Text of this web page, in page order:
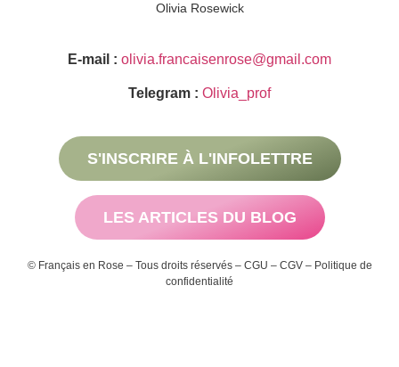
Olivia Rosewick
E-mail : olivia.francaisenrose@gmail.com
Telegram : Olivia_prof
S'INSCRIRE À L'INFOLETTRE
LES ARTICLES DU BLOG
© Français en Rose – Tous droits réservés – CGU – CGV– Politique de
confidentialité